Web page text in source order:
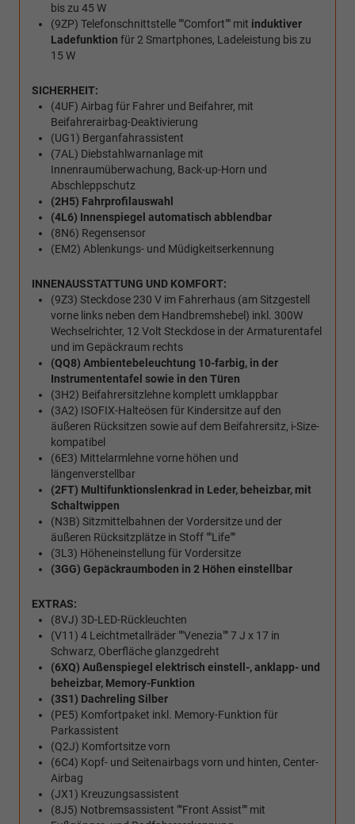
bis zu 45 W
(9ZP) Telefonschnittstelle ""Comfort"" mit induktiver
Ladefunktion für 2 Smartphones, Ladeleistung bis zu
15 W
SICHERHEIT:
(4UF) Airbag für Fahrer und Beifahrer, mit
Beifahrerairbag-Deaktivierung
(UG1) Berganfahrassistent
(7AL) Diebstahlwarnanlage mit
Innenraumüberwachung, Back-up-Horn und
Abschleppschutz
(2H5) Fahrprofilauswahl
(4L6) Innenspiegel automatisch abblendbar
(8N6) Regensensor
(EM2) Ablenkungs- und Müdigkeitserkennung
INNENAUSSTATTUNG UND KOMFORT:
(9Z3) Steckdose 230 V im Fahrerhaus (am Sitzgestell
vorne links neben dem Handbremshebel) inkl. 300W
Wechselrichter, 12 Volt Steckdose in der Armaturentafel
und im Gepäckraum rechts
(QQ8) Ambientebeleuchtung 10-farbig, in der
Instrumententafel sowie in den Türen
(3H2) Beifahrersitzlehne komplett umklappbar
(3A2) ISOFIX-Halteösen für Kindersitze auf den
äußeren Rücksitzen sowie auf dem Beifahrersitz, i-Size-
kompatibel
(6E3) Mittelarmlehne vorne höhen und
längenverstellbar
(2FT) Multifunktionslenkrad in Leder, beheizbar, mit
Schaltwippen
(N3B) Sitzmittelbahnen der Vordersitze und der
äußeren Rücksitzplätze in Stoff ""Life""
(3L3) Höheneinstellung für Vordersitze
(3GG) Gepäckraumboden in 2 Höhen einstellbar
EXTRAS:
(8VJ) 3D-LED-Rückleuchten
(V11) 4 Leichtmetallräder ""Venezia"" 7 J x 17 in
Schwarz, Oberfläche glanzgedreht
(6XQ) Außenspiegel elektrisch einstell-, anklapp- und
beheizbar, Memory-Funktion
(3S1) Dachreling Silber
(PE5) Komfortpaket inkl. Memory-Funktion für
Parkassistent
(Q2J) Komfortsitze vorn
(6C4) Kopf- und Seitenairbags vorn und hinten, Center-
Airbag
(JX1) Kreuzungsassistent
(8J5) Notbremsassistent ""Front Assist"" mit